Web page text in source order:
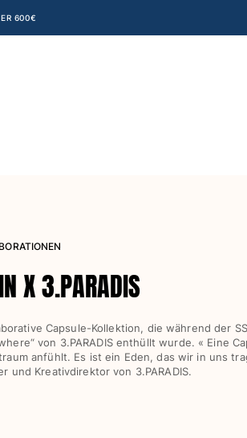
600€
X 3.PARADIS
Capsule-Kollektion, die während der
von 3.PARADIS enthüllt wurde. « Eine
anfühlt. Es ist ein Eden, das wir in uns
und Kreativdirektor von 3.PARADIS.